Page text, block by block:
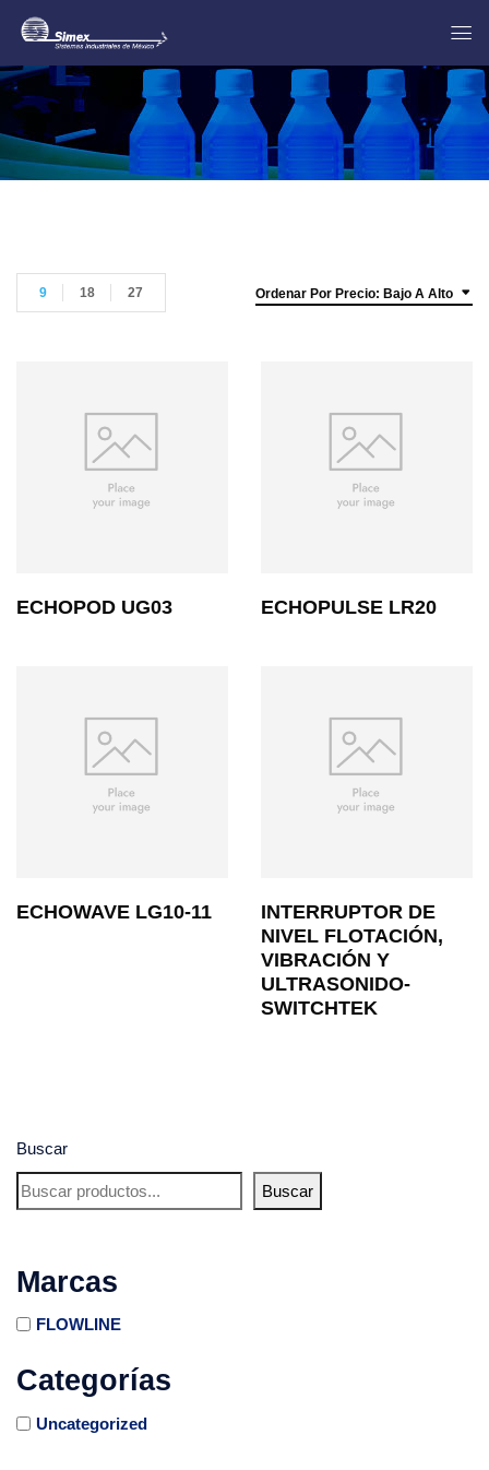
Buscar
Buscar
Marcas
FLOWLINE
Categorías
Uncategorized
Ordenar Por Precio: Bajo A Alto
9 18 27
ECHOPOD UG03 ECHOPULSE LR20
ECHOWAVE LG10-11
INTERRUPTOR DE
NIVEL FLOTACIÓN,
VIBRACIÓN Y
ULTRASONIDO-
SWITCHTEK